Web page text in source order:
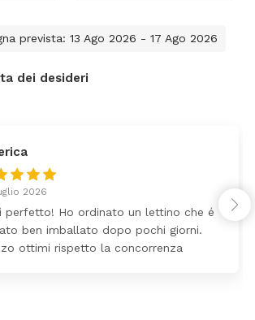
prevista: 13 Ago 2026 - 17 Ago 2026
dei desideri
2026
perfetto! Ho ordinato un lettino che é
ben imballato dopo pochi giorni.
ottimi rispetto la concorrenza